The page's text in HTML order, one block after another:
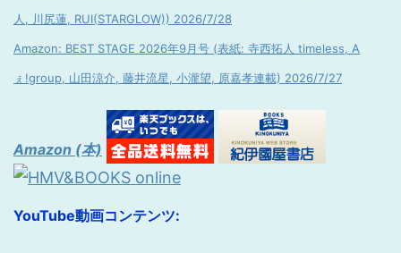
人, 川尻蓮, RUI(STARGLOW)) 2026/7/28
Amazon: BEST STAGE 2026年9月号 (表紙: 寺西拓人 timeless, A
ぇ!group, 山田涼介, 藤井流星, 小瀧望, 原嘉孝連載) 2026/7/27
Amazon (本)
YouTube動画コンテンツ: